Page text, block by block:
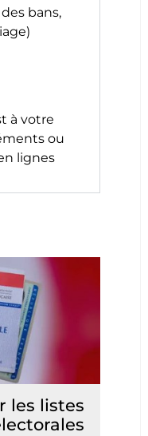
bans,
à votre
ou
lignes
les listes